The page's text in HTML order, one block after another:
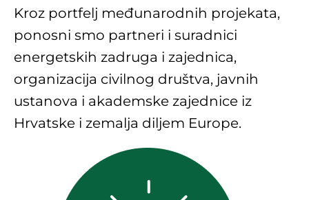
Kroz portfelj međunarodnih projekata,
ponosni smo partneri i suradnici
energetskih zadruga i zajednica,
organizacija civilnog društva, javnih
ustanova i akademske zajednice iz
Hrvatske i zemalja diljem Europe.